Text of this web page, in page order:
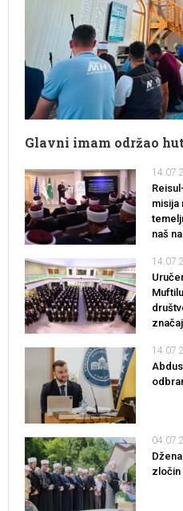
Glavni imam održao
misija
naš
zločin